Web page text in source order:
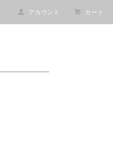
アカウント カート